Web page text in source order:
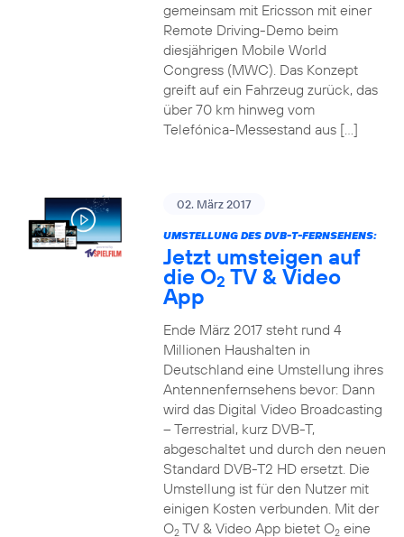
gemeinsam mit Ericsson mit einer
Remote Driving-Demo beim
diesjährigen Mobile World
Congress (MWC). Das Konzept
greift auf ein Fahrzeug zurück, das
über 70 km hinweg vom
Telefónica-Messestand aus […]
02. März 2017
UMSTELLUNG DES DVB-T-FERNSEHENS:
Jetzt umsteigen auf
die O2 TV & Video
App
Ende März 2017 steht rund 4
Millionen Haushalten in
Deutschland eine Umstellung ihres
Antennenfernsehens bevor: Dann
wird das Digital Video Broadcasting
– Terrestrial, kurz DVB-T,
abgeschaltet und durch den neuen
Standard DVB-T2 HD ersetzt. Die
Umstellung ist für den Nutzer mit
einigen Kosten verbunden. Mit der
O2TV & Video App bietet O2eine